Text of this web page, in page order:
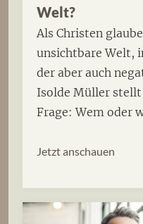
Welt?
Als Christen
unsichtbare Welt,
der aber auch
Isolde Müller
Frage: Wem oder
Jetzt anschauen